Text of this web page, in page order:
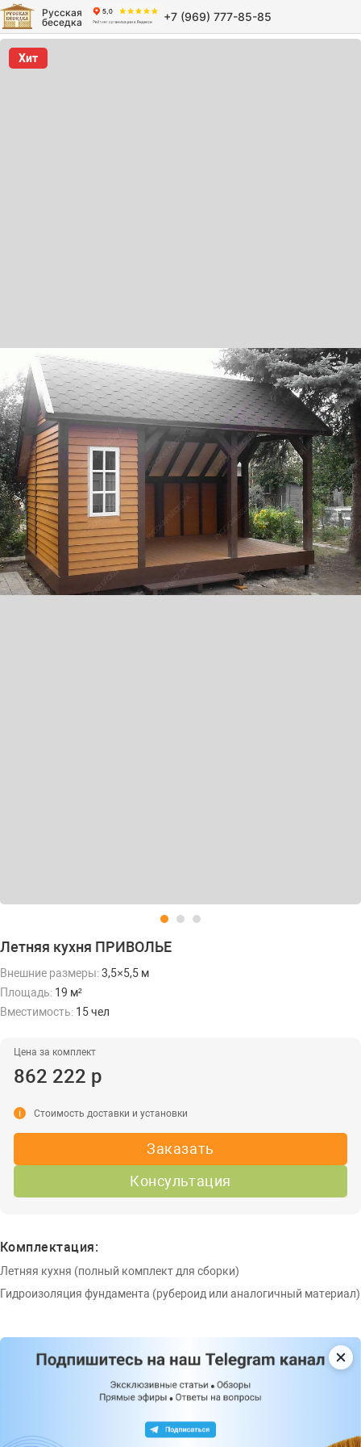
Русская
беседка
+7 (969) 777-85-85
Хит
Летняя кухня ПРИВОЛЬЕ
Внешние размеры:3,5×5,5 м
Площадь: 19 м²
Вместимость: 15 чел
Цена за комплект
862 222 р
Заказать
Консультация
i Стоимость доставки и установки
Комплектация:
Летняя кухня (полный комплект для сборки)
Гидроизоляция фундамента (рубероид или аналогичный материал)